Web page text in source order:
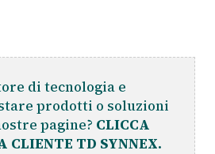
di tecnologia e
prodotti o soluzioni
pagine? CLICCA
CLIENTE TD SYNNEX.